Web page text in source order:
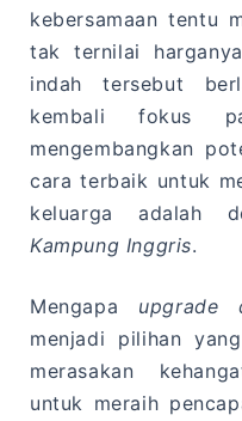
kebersamaan tentu
tak ternilai
indah tersebut
kembali fokus
mengembangkan
cara terbaik untuk
keluarga adalah
Kampung Inggris.
Mengapa upgrade
menjadi pilihan
merasakan
untuk meraih